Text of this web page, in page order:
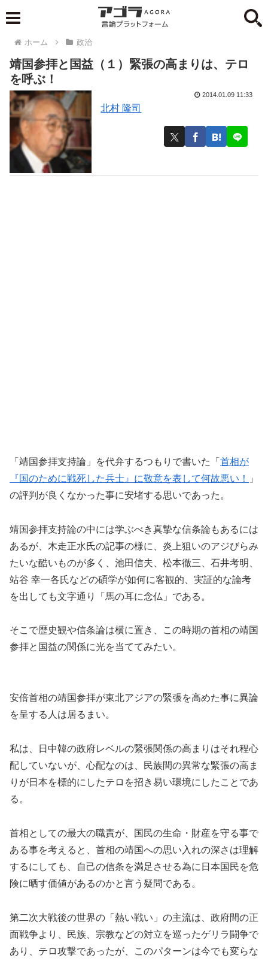
ホーム 政治
靖国参拝と国益（１）緊張の高まりは、テロ
を呼ぶ！
北村 隆司
2014.01.09 11:33
「靖国参拝支持論」を代弁するつもりで書いた「 首相が
『国のために戦死した兵士』に敬意を表して何故悪い！
」
の評判が良くなかった事に安堵する思いであった。
靖国参拝支持論の中には学ぶべき真摯な信条論もあるには
あるが、木走正水氏の記事の様に、炎上狙いのアジびらみ
たいな酷いものが多く、池田信夫、松本徹三、石井考明、
站谷 幸一各氏などの碩学が如何に客観的、実証的な論考
を出しても文字通り「馬の耳に念仏」である。
そこで歴史観や信条論は横に置き、この時期の首相の靖国
参拝と国益の関係に光を当ててみたい。
安倍首相の靖国参拝が東北アジアの緊張を高めた事に異論
を呈する人は居るまい。
私は、日中韓の政府レベルの緊張関係の高まりはそれ程心
配していないが、心配なのは、民族間の異常な緊張の高ま
りが日本を標的にしたテロを招き易い環境にしたことであ
る。
首相としての最大の職責が、国民の生命・財産を守る事で
ある事を考えると、首相の靖国への思い入れの深さは理解
するにしても、自己の信条を満足させる為に日本国民を危
険に晒す価値があるのかと言う疑問である。
第二次大戦後の世界の「熱い戦い」の主流は、政府間の正
面戦争より、民族、宗教などの対立を巡ったゲリラ闘争で
あり、テロ攻撃であったが、このパターンは今でも変らな